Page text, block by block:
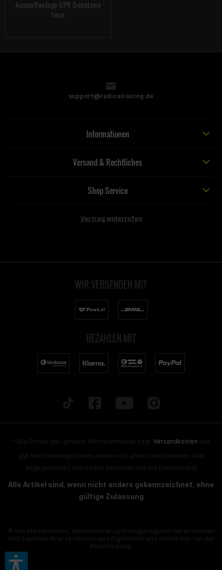
Auspuffanlage GPR Deeptone
Inox
support@radicalracing.de
Informationen
Versand & Rechtliches
Shop Service
Vertrag widerrufen
WIR VERSENDEN MIT
BEZAHLEN MIT
* Alle Preise inkl. gesetzl. Mehrwertsteuer zzgl. Versandkosten und
ggf. Nachnahmegebühren, wenn nicht anders beschrieben. Alle
angegebenen Lieferzeiten beziehen sich auf Deutschland!
Alle Artikel sind, wenn nicht anders gekennzeichnet, ohne
gültige Zulassung
® Alle Markennamen, Warenzeichen und eingetragenen Warenzeichen
sind Eigentum Ihrer rechtmässigen Eigentümer und dienen hier nur der
Beschreibung.